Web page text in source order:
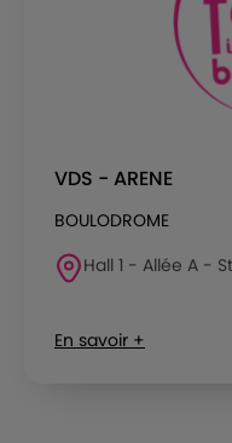
VDS - ARENE
BOULODROME
Hall 1 - Allée A -
En savoir +